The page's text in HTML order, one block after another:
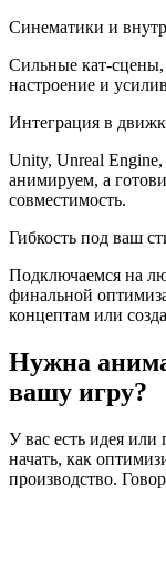
Синематики и
Сильные кат-
настроение и
Интеграция в
Unity, Unreal
анимируем, а
совместимость.
Гибкость под ваш
Подключаемся на
финальной
концептам или
Нужна
вашу игру?
У вас есть идея
начать, как
производство.